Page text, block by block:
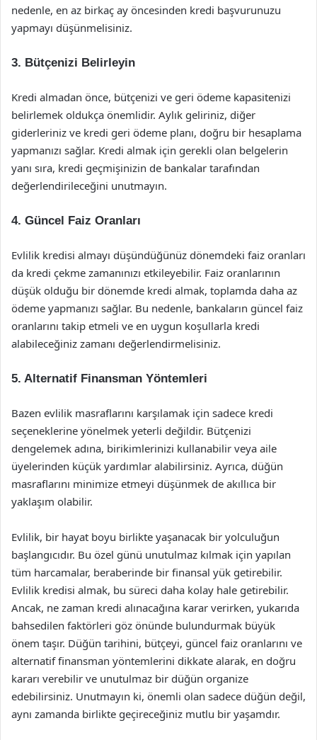
nedenle, en az birkaç ay öncesinden kredi başvurunuzu
yapmayı düşünmelisiniz.
3. Bütçenizi Belirleyin
Kredi almadan önce, bütçenizi ve geri ödeme kapasitenizi
belirlemek oldukça önemlidir. Aylık geliriniz, diğer
giderleriniz ve kredi geri ödeme planı, doğru bir hesaplama
yapmanızı sağlar. Kredi almak için gerekli olan belgelerin
yanı sıra, kredi geçmişinizin de bankalar tarafından
değerlendirileceğini unutmayın.
4. Güncel Faiz Oranları
Evlilik kredisi almayı düşündüğünüz dönemdeki faiz oranları
da kredi çekme zamanınızı etkileyebilir. Faiz oranlarının
düşük olduğu bir dönemde kredi almak, toplamda daha az
ödeme yapmanızı sağlar. Bu nedenle, bankaların güncel faiz
oranlarını takip etmeli ve en uygun koşullarla kredi
alabileceğiniz zamanı değerlendirmelisiniz.
5. Alternatif Finansman Yöntemleri
Bazen evlilik masraflarını karşılamak için sadece kredi
seçeneklerine yönelmek yeterli değildir. Bütçenizi
dengelemek adına, birikimlerinizi kullanabilir veya aile
üyelerinden küçük yardımlar alabilirsiniz. Ayrıca, düğün
masraflarını minimize etmeyi düşünmek de akıllıca bir
yaklaşım olabilir.
Evlilik, bir hayat boyu birlikte yaşanacak bir yolculuğun
başlangıcıdır. Bu özel günü unutulmaz kılmak için yapılan
tüm harcamalar, beraberinde bir finansal yük getirebilir.
Evlilik kredisi almak, bu süreci daha kolay hale getirebilir.
Ancak, ne zaman kredi alınacağına karar verirken, yukarıda
bahsedilen faktörleri göz önünde bulundurmak büyük
önem taşır. Düğün tarihini, bütçeyi, güncel faiz oranlarını ve
alternatif finansman yöntemlerini dikkate alarak, en doğru
kararı verebilir ve unutulmaz bir düğün organize
edebilirsiniz. Unutmayın ki, önemli olan sadece düğün değil,
aynı zamanda birlikte geçireceğiniz mutlu bir yaşamdır.